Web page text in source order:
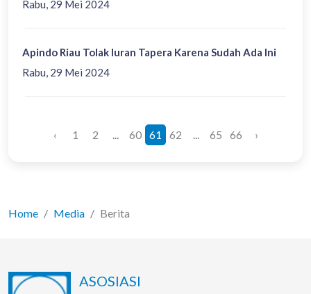
Rabu, 29 Mei 2024
Rabu, 29 Mei 2024
Apindo Riau Tolak Iuran Tapera Karena Sudah Ada Ini
‹ 1 2 ... 60 61 62 ... 65 66 ›
Home Media Berita
ASOSIASI